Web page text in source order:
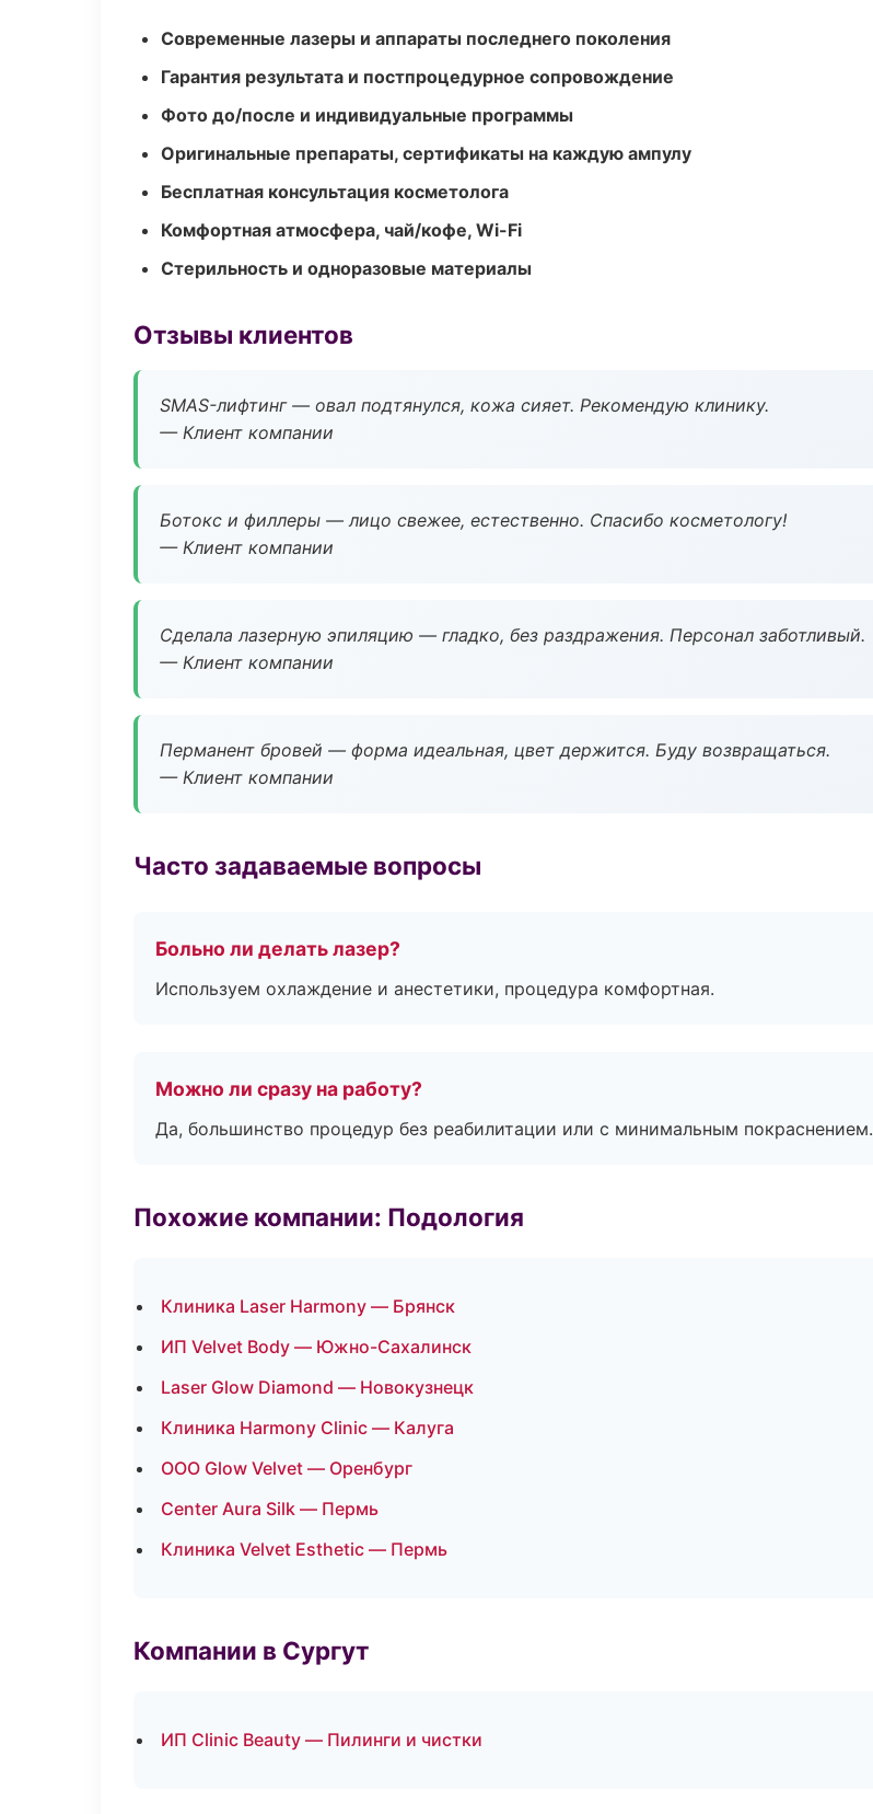
Современные лазеры и аппараты последнего поколения
Гарантия результата и постпроцедурное сопровождение
Фото до/после и индивидуальные программы
Оригинальные препараты, сертификаты на каждую ампулу
Бесплатная консультация косметолога
Комфортная атмосфера, чай/кофе, Wi-Fi
Стерильность и одноразовые материалы
Отзывы клиентов
SMAS-лифтинг — овал подтянулся, кожа сияет. Рекомендую клинику.
— Клиент компании
Ботокс и филлеры — лицо свежее, естественно. Спасибо косметологу!
— Клиент компании
Сделала лазерную эпиляцию — гладко, без раздражения. Персонал заботливый.
— Клиент компании
Перманент бровей — форма идеальная, цвет держится. Буду возвращаться.
— Клиент компании
Часто задаваемые вопросы
Больно ли делать лазер?
Используем охлаждение и анестетики, процедура комфортная.
Можно ли сразу на работу?
Да, большинство процедур без реабилитации или с минимальным покраснением.
Похожие компании: Подология
Клиника Laser Harmony — Брянск
ИП Velvet Body — Южно-Сахалинск
Laser Glow Diamond — Новокузнецк
Клиника Harmony Clinic — Калуга
ООО Glow Velvet — Оренбург
Center Aura Silk — Пермь
Клиника Velvet Esthetic — Пермь
Компании в Сургут
ИП Clinic Beauty — Пилинги и чистки